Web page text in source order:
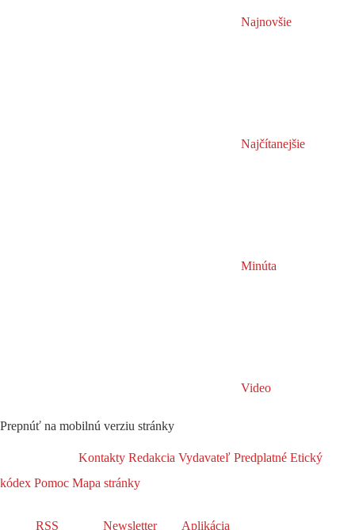
Najnovšie
Najčítanejšie
Minúta
Video
Prepnúť na mobilnú verziu stránky
Kontakty Redakcia Vydavateľ Predplatné Etický
kódex Pomoc Mapa stránky
RSS Newsletter Aplikácia